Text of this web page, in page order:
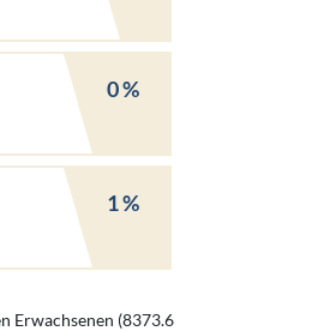
0 %
1 %
Erwachsenen (8373.6